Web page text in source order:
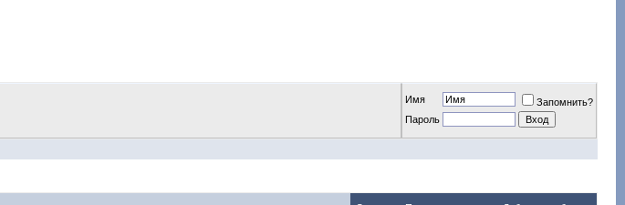
Имя
Запомнить?
Пароль